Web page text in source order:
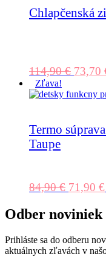
Chlapčenská
114,90€ 73,70
Zľava!
Termo
Taupe
84,90€ 71,90 €
Odber noviniek
Prihláste sa do odberu
aktuálnych zľavách v